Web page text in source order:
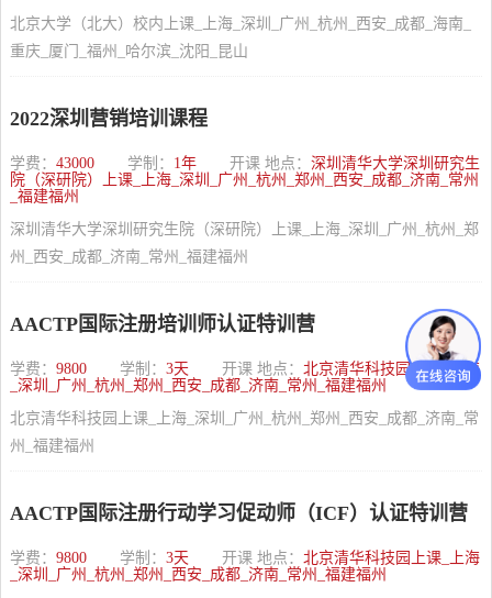
北京大学（北大）校内上课_上海_深圳_广州_杭州_西安_成都_海南_
重庆_厦门_福州_哈尔滨_沈阳_昆山
2022深圳营销培训课程
学费： 43000 学制： 1年 开课 地点： 深圳清华大学深圳研究生
院（深研院）上课_上海_深圳_广州_杭州_郑州_西安_成都_济南_常州
_福建福州
深圳清华大学深圳研究生院（深研院）上课_上海_深圳_广州_杭州_郑
州_西安_成都_济南_常州_福建福州
AACTP国际注册培训师认证特训营
学费： 9800 学制： 3天 开课 地点： 北京清华科技园上课_上海
_深圳_广州_杭州_郑州_西安_成都_济南_常州_福建福州
北京清华科技园上课_上海_深圳_广州_杭州_郑州_西安_成都_济南_常
州_福建福州
AACTP国际注册行动学习促动师（ICF）认证特训营
学费： 9800 学制： 3天 开课 地点： 北京清华科技园上课_上海
_深圳_广州_杭州_郑州_西安_成都_济南_常州_福建福州